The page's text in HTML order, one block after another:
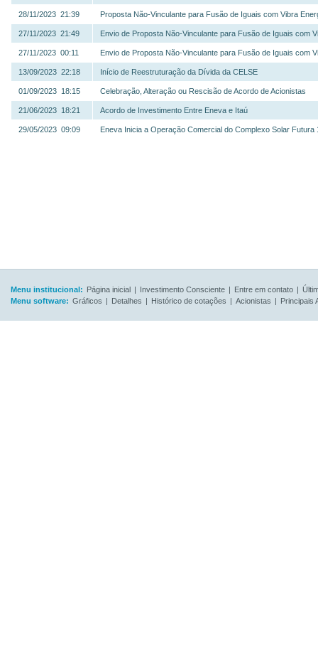
28/11/2023 21:39 Proposta Não-Vinculante para Fusão de Iguais com Vibra
27/11/2023 21:49 Envio de Proposta Não-Vinculante para Fusão de Iguais com
27/11/2023 00:11 Envio de Proposta Não-Vinculante para Fusão de Iguais com
13/09/2023 22:18 Início de Reestruturação da Dívida da CELSE
01/09/2023 18:15 Celebração, Alteração ou Rescisão de Acordo de Acionistas
21/06/2023 18:21 Acordo de Investimento Entre Eneva e Itaú
29/05/2023 09:09 Eneva Inicia a Operação Comercial do Complexo Solar Futura
Menu institucional: Página inicial | Investimento Consciente | Entre em contato |
Menu software: Gráficos | Detalhes | Histórico de cotações | Acionistas | Principais